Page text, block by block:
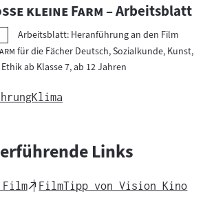
kleine Farm"– Arbeitsblatt
Arbeitsblatt: Heranführung an den Film
"für die Fächer Deutsch, Sozialkunde, Kunst,
ab Klasse 7, ab 12 Jahren
Klima
Links
Film
External
FilmTipp von Vision Kino